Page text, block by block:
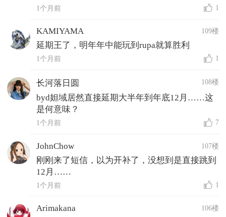
1个月前 1
KAMIYAMA 109楼
延期王了，明年年中能玩到rupa就算胜利
1个月前 1
长河落日圆 108楼
byd妲域居然直接延期大半年到年底12月……这
是何意味？
1个月前 7
JohnChow 107楼
刚刚来了短信，以为开补了，没想到是直接跳到
12月……
1个月前 1
Arimakana 106楼